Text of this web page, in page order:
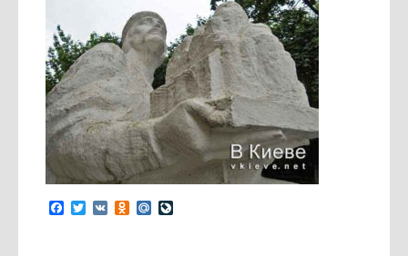
Facebook
Twitter
VK Odnoklassniki
Mail.Ru